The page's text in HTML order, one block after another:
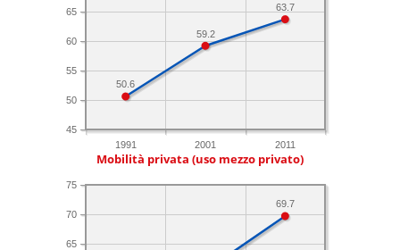
1991 2001 2011
45
50
55
60
65 63.7
59.2
50.6
Mobilità privata (uso mezzo privato)
65
70
75
69.7